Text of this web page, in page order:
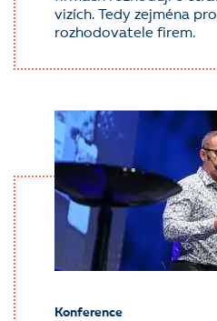
vizích. Tedy zejména
rozhodovatele firem.
Konference